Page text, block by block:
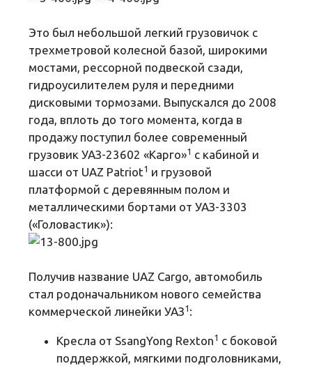
Это был небольшой легкий грузовичок с
трехметровой колесной базой, широкими
мостами, рессорной подвеской сзади,
гидроусилителем руля и передними
дисковыми тормозами. Выпускался до 2008
года, вплоть до того момента, когда в
продажу поступил более современный
грузовик УАЗ-23602 «Карго»1 с кабиной и
шасси от UAZ Patriot1 и грузовой
платформой с деревянным полом и
металлическими бортами от УАЗ-3303
(«Головастик»):
Получив название UAZ Cargo, автомобиль
стал родоначальником нового семейства
коммерческой линейки УАЗ1 :
Кресла от SsangYong Rexton1 с боковой
поддержкой, мягкими подголовниками,